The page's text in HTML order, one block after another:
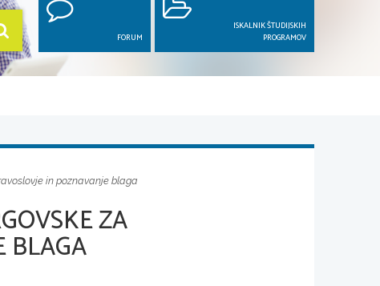
FORUM
ISKALNIK ŠTUDIJSKIH
PROGRAMOV
in poznavanje blaga
ZA
BLAGA